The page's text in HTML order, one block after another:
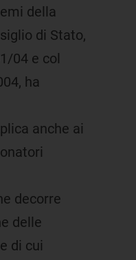
della
di Stato,
04 e col
ha
anche ai
decorre
delle
di cui